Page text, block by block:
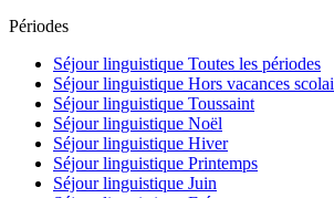
Périodes
Séjour linguistique Toutes les périodes
Séjour linguistique Hors vacances
Séjour linguistique Toussaint
Séjour linguistique Noël
Séjour linguistique Hiver
Séjour linguistique Printemps
Séjour linguistique Juin